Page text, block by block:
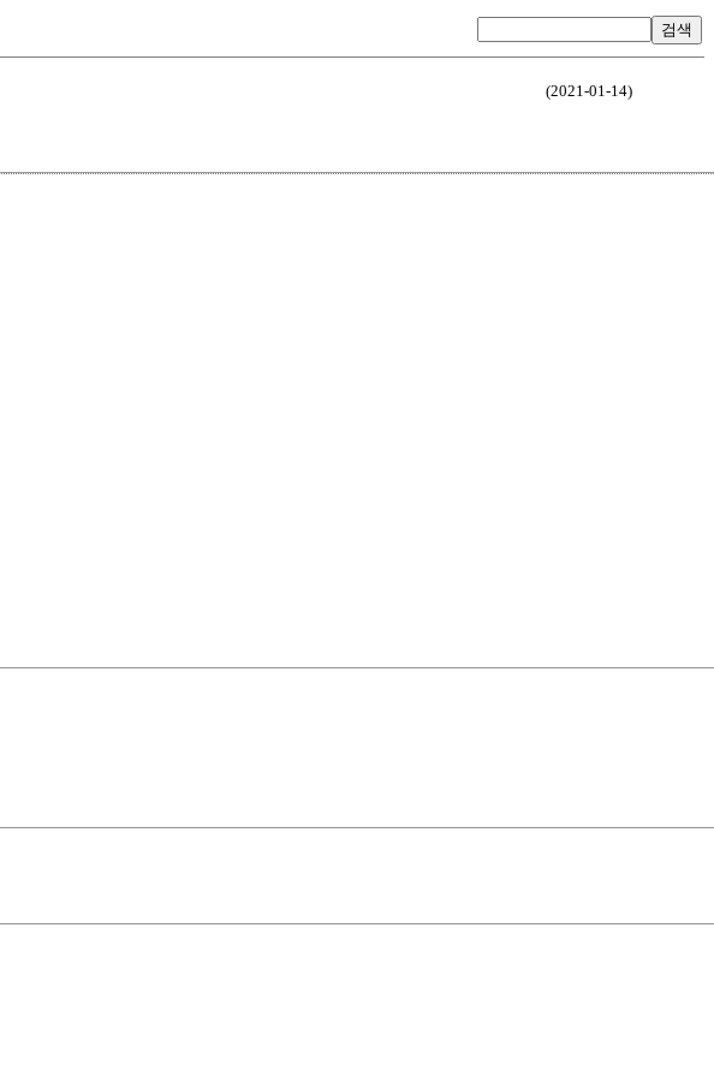
검색
(2021-01-14)